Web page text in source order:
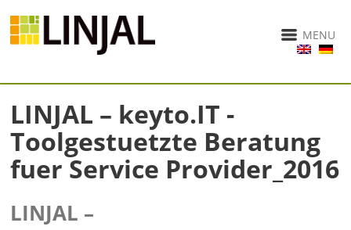
MENU
LINJAL – keyto.IT -
Toolgestuetzte Beratung
fuer Service Provider_2016
LINJAL –